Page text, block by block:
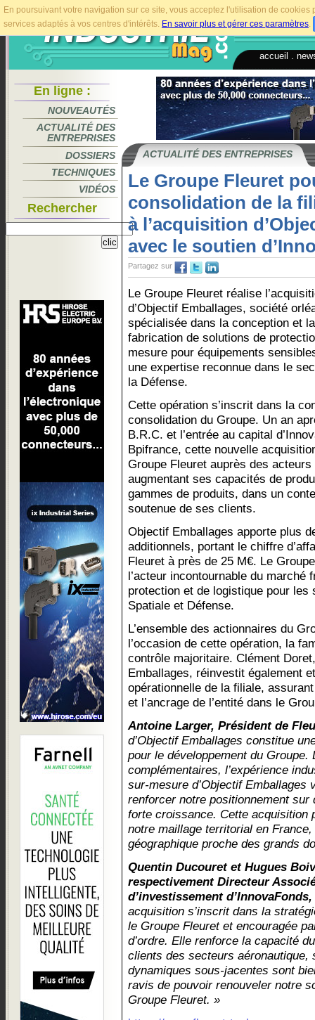
En poursuivant votre navigation sur ce site, vous acceptez l'utilisation de
services adaptés à vos centres d'intérêts. En savoir plus et gérer ces paramètres.
accueil
En ligne :
NOUVEAUTÉS
ACTUALITÉ DES
ENTREPRISES
DOSSIERS
TECHNIQUES
VIDÉOS
Rechercher
ACTUALITÉ DES ENTREPRISES
Le Groupe Fleuret
consolidation de la
à l’acquisition
avec le soutien
Partagez sur
Le Groupe Fleuret réalise
d’Objectif Emballages, société
spécialisée dans la conception et la
fabrication de solutions de
mesure pour équipements
une expertise reconnue dans le
la Défense.
Cette opération s’inscrit dans la
consolidation du Groupe. Un an
B.R.C. et l’entrée au capital
Bpifrance, cette nouvelle
Groupe Fleuret auprès des
augmentant ses capacités de
gammes de produits, dans un
soutenue de ses clients.
Objectif Emballages apporte plus
additionnels, portant le chiffre
Fleuret à près de 25 M€. Le
l’acteur incontournable du marché
protection et de logistique pour les
Spatiale et Défense.
L’ensemble des actionnaires du
l’occasion de cette opération, la
contrôle majoritaire. Clément
Emballages, réinvestit également
opérationnelle de la filiale,
et l’ancrage de l’entité dans le
Antoine Larger, Président de
d’Objectif Emballages constitue
pour le développement du Groupe.
complémentaires, l’expérience
sur-mesure d’Objectif Emballages
renforcer notre positionnement
forte croissance. Cette acquisition
notre maillage territorial en
géographique proche des grands
Quentin Ducouret et Hugues
respectivement Directeur
d’investissement
acquisition s’inscrit dans la
le Groupe Fleuret et encouragée
d’ordre. Elle renforce la capacité
clients des secteurs aéronautique,
dynamiques sous-jacentes sont
ravis de pouvoir renouveler notre
Groupe Fleuret. »